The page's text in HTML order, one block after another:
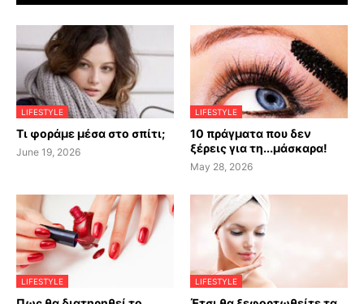
LIFESTYLE
Τι φοράμε μέσα στο σπίτι;
June 19, 2026
LIFESTYLE
10 πράγματα που δεν
ξέρεις για τη...μάσκαρα!
May 28, 2026
LIFESTYLE LIFESTYLE